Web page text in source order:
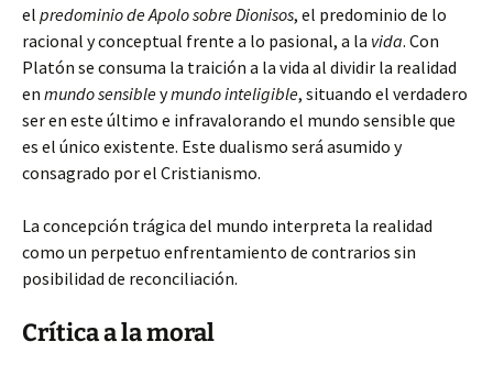
el predominio de Apolo sobre Dionisos, el predominio de lo
racional y conceptual frente a lo pasional, a la vida. Con
Platón se consuma la traición a la vida al dividir la realidad
en mundo sensibleymundo inteligible, situando el verdadero
ser en este último e infravalorando el mundo sensible que
es el único existente. Este dualismo será asumido y
consagrado por el Cristianismo.
La concepción trágica del mundo interpreta la realidad
como un perpetuo enfrentamiento de contrarios sin
posibilidad de reconciliación.
Crítica a la moral